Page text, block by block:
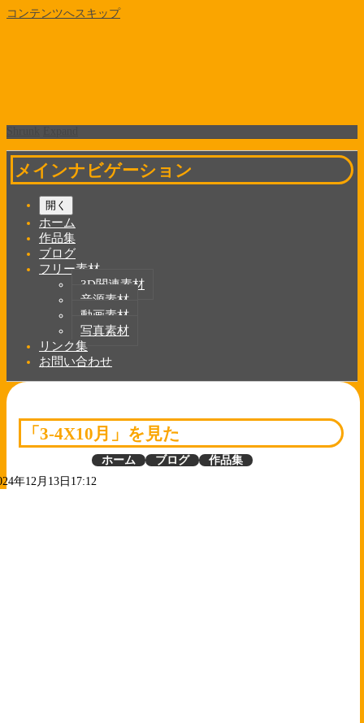
コンテンツへスキップ
メインナビゲーション
開く
ホーム
作品集
ブログ
フリー素材
3D関連素材
音源素材
動画素材
写真素材
リンク集
お問い合わせ
「3-4X10月」を見た
ホーム ブログ
作品集
年12月13日17:12